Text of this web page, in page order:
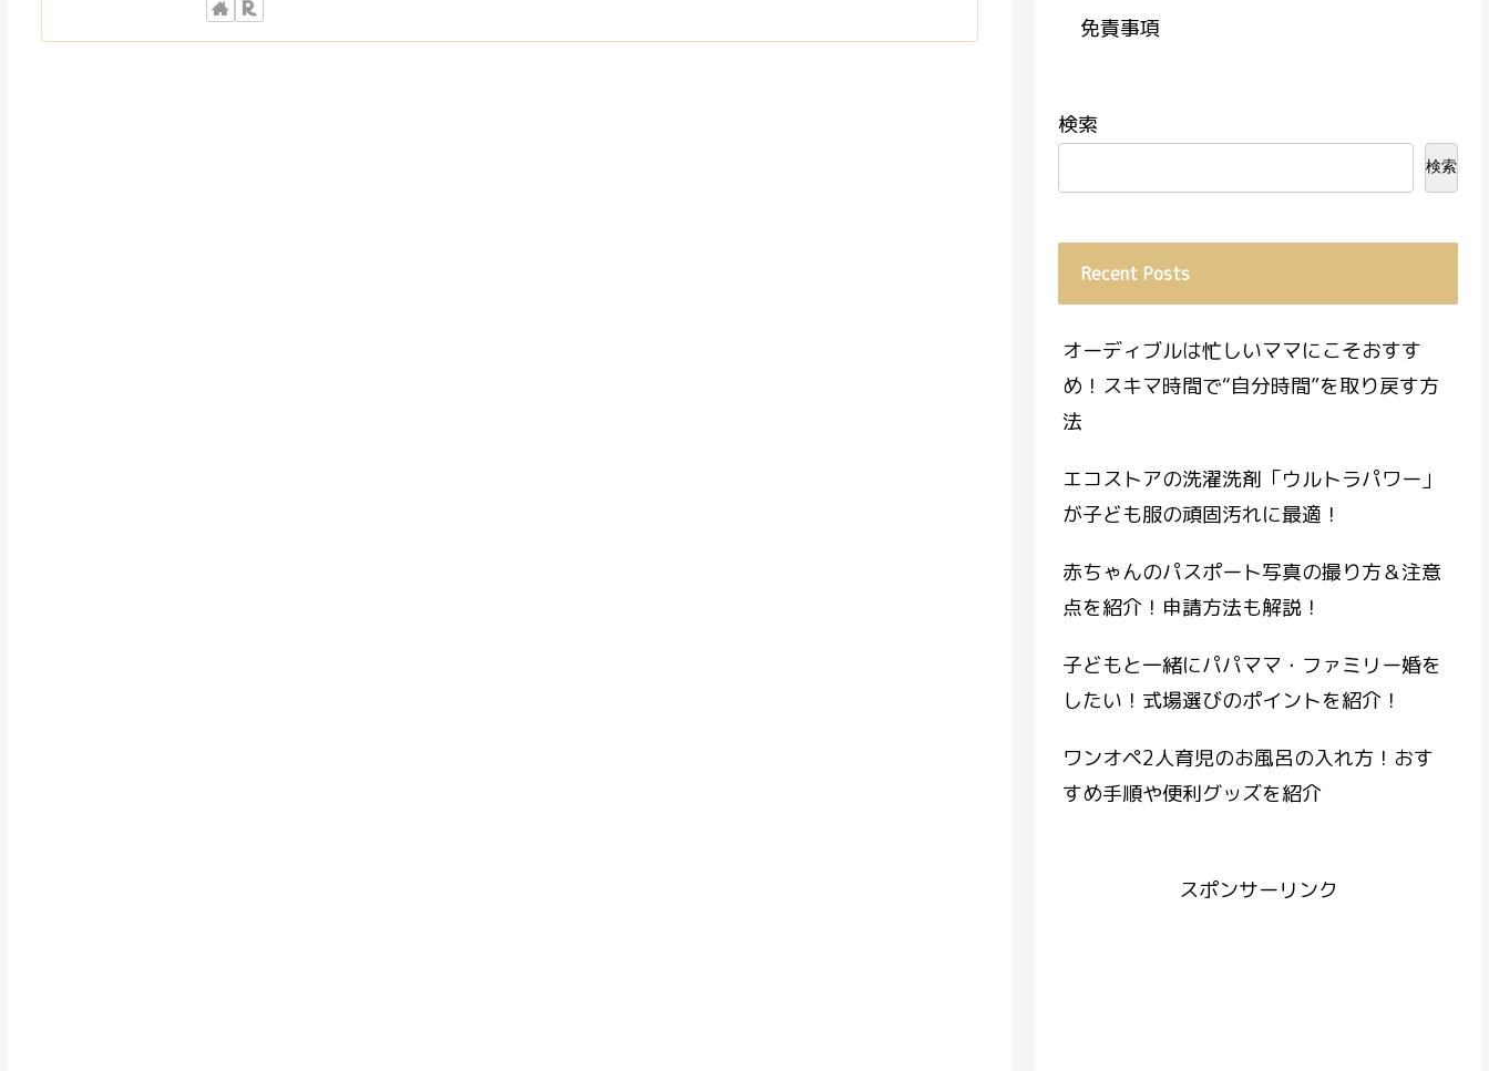
免責事項
検索
検索
Recent Posts
オーディブルは忙しいママにこそおすす
め！スキマ時間で“自分時間”を取り戻す方
法
エコストアの洗濯洗剤「ウルトラパワー」
が子ども服の頑固汚れに最適！
赤ちゃんのパスポート写真の撮り方＆注意
点を紹介！申請方法も解説！
子どもと一緒にパパママ・ファミリー婚を
したい！式場選びのポイントを紹介！
ワンオペ2人育児のお風呂の入れ方！おす
すめ手順や便利グッズを紹介
スポンサーリンク